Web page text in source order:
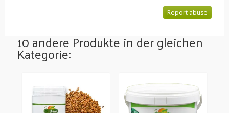
Report abuse
10 andere Produkte in der gleichen
Kategorie: